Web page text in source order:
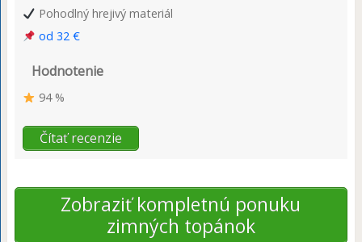
Pohodlný hrejivý materiál
od 32 €
Hodnotenie
94 %
Čítať recenzie
Zobraziť kompletnú ponuku
zimných topánok